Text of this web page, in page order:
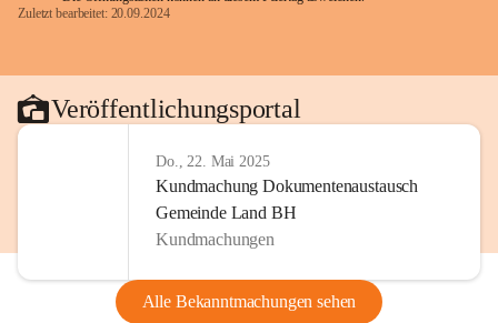
Zuletzt bearbeitet: 20.09.2024
Veröffentlichungsportal
Do., 22. Mai 2025
Kundmachung Dokumentenaustausch
Gemeinde Land BH
Kundmachungen
Alle Bekanntmachungen sehen